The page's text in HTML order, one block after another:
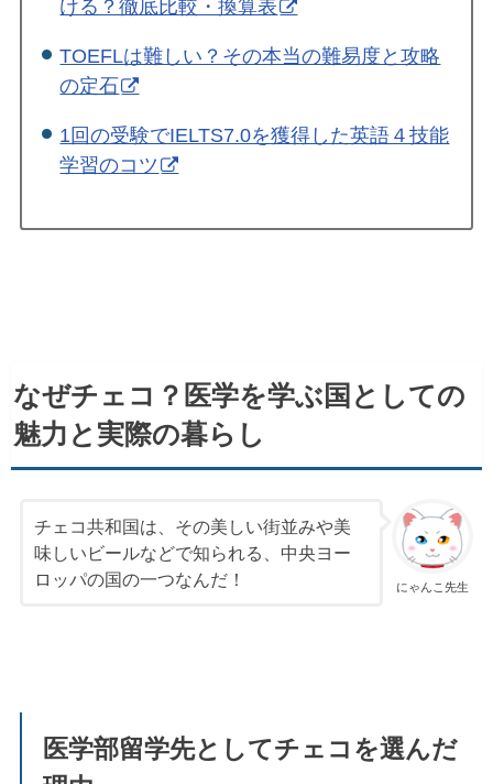
ける？徹底比較・換算表
TOEFLは難しい？その本当の難易度と攻略
の定石
1回の受験でIELTS7.0を獲得した英語４技能
学習のコツ
なぜチェコ？医学を学ぶ国としての
魅力と実際の暮らし
にゃんこ先生
チェコ共和国は、その美しい街並みや美
味しいビールなどで知られる、中央ヨー
ロッパの国の一つなんだ！
医学部留学先としてチェコを選んだ